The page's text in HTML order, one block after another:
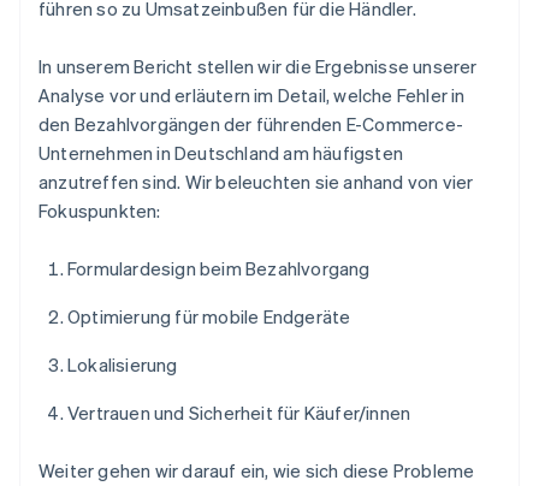
führen so zu Umsatzeinbußen für die Händler.
In unserem Bericht stellen wir die Ergebnisse unserer
Analyse vor und erläutern im Detail, welche Fehler in
den Bezahlvorgängen der führenden E-Commerce-
Unternehmen in Deutschland am häufigsten
anzutreffen sind. Wir beleuchten sie anhand von vier
Fokuspunkten:
Formulardesign beim Bezahlvorgang
Optimierung für mobile Endgeräte
Lokalisierung
Vertrauen und Sicherheit für Käufer/innen
Weiter gehen wir darauf ein, wie sich diese Probleme